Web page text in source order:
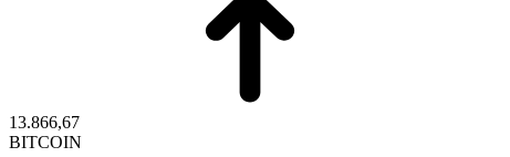
13.866,67
BITCOIN